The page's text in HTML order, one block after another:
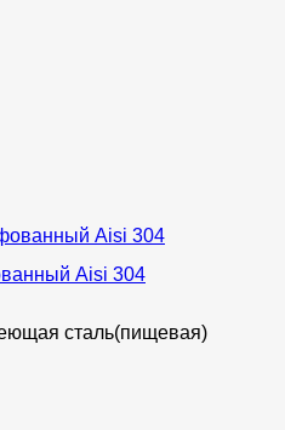
Aisi 304
сталь(пищевая)